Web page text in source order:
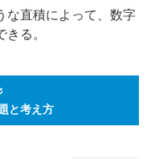
な直積によって、数字
る。
と考え方